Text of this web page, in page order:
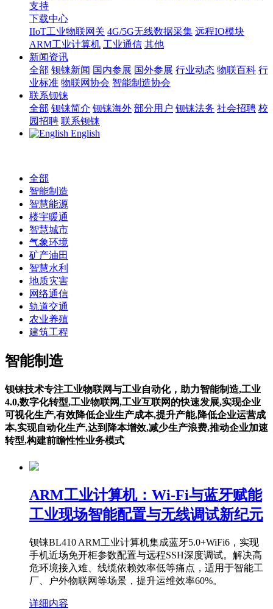
支持
下载中心
IIoT工业物联网关 4G/5G无线数据采集 远程IO模块
ARM工业计算机 工业通信 其他
新闻资讯
全部 钡铼新闻 国内参展 国外参展 行业动态 物联百科 行
业标准 物联网协会 智能制造协会
联系钡铼
全部 钡铼简介 钡铼海外 部分用户 钡铼法务 社会招聘 校
园招聘 联系钡铼
English
全部
智能制造
智慧能源
楼宇暖通
智慧城市
气象环境
矿产油田
智慧水利
地质灾害
网络通信
轨道交通
农业养殖
建筑工程
智能制造
钡铼技术专注工业物联网与工业自动化，助力智能制造,工业
4.0,数字化转型,工业物联网,工业互联网的快速发展,实现企业
可视化生产,有效降低企业生产成本,提升产能,降低企业运营成
本,实现自动化生产,达到降本增效,减少生产浪费,推动企业加速
转型,构建前瞻性性业务模式
ARM工业计算机：Wi-Fi与蓝牙赋能
工业现场智能配置与无线调试新纪元
钡铼BL410 ARM工业计算机集成蓝牙5.0+WiFi6，实现
手机近场免开柜参数配置与远程SSH深度调试。解决高
危环境接入难、线缆依赖效率低等痛点，适用于智能工
厂、户外物联网等场景，提升运维效率60%。
详细内容